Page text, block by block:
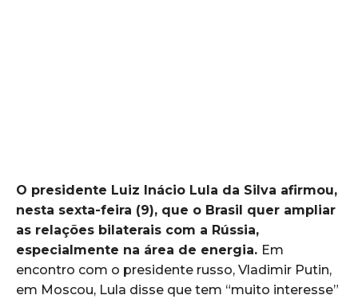
O presidente Luiz Inácio Lula da Silva afirmou,
nesta sexta-feira (9), que o Brasil quer ampliar
as relações bilaterais com a Rússia,
especialmente na área de energia. Em
encontro com o presidente russo, Vladimir Putin,
em Moscou, Lula disse que tem “muito interesse”